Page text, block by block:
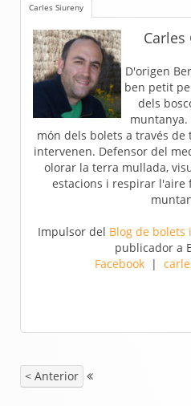
Carles Siureny
D'origen
ben petit
dels
món dels bolets a través
intervenen. Defensor del
olorar la terra mullada,
estacions i respirar l'aire
Impulsor del Blog de
publicador a
Facebook |
< Anterior